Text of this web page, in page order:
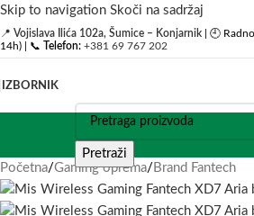
Skip to navigation Skoči na sadržaj
📍 Vojislava Ilića 102a, Šumice – Konjarnik | 🕘
14h) | 📞 Telefon: +381 69 767 202
IZBORNIK
Pretraži
Početna/Gaming oprema/ Brand Fantech